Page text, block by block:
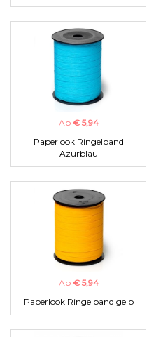
Ab € 5,94
Paperlook Ringelband
Azurblau
Ab € 5,94
Paperlook Ringelband gelb